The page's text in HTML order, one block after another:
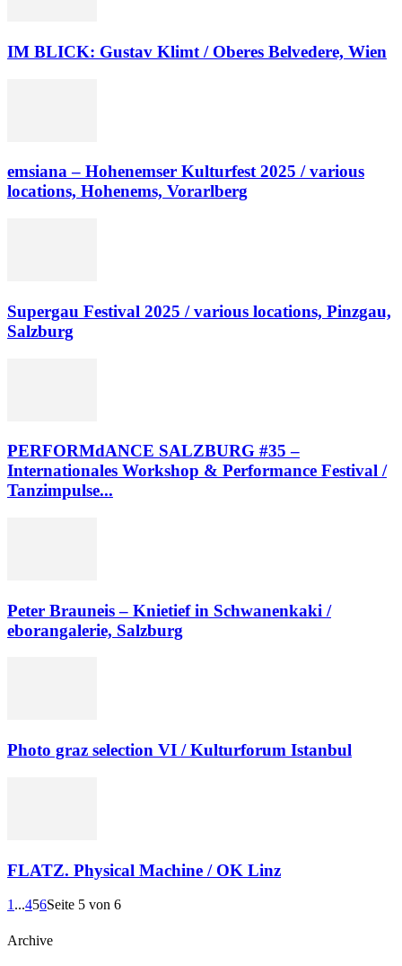
IM BLICK: Gustav Klimt / Oberes Belvedere, Wien
emsiana – Hohenemser Kulturfest 2025 / various
locations, Hohenems, Vorarlberg
Supergau Festival 2025 / various locations, Pinzgau,
Salzburg
PERFORMdANCE SALZBURG #35 –
Internationales Workshop & Performance Festival /
Tanzimpulse...
Peter Brauneis – Knietief in Schwanenkaki /
eborangalerie, Salzburg
Photo graz selection VI / Kulturforum Istanbul
FLATZ. Physical Machine / OK Linz
1 ...456Seite 5 von 6
Archive